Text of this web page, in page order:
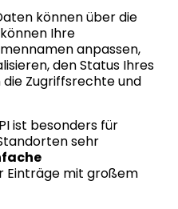
können über die
Ihre
anpassen,
den Status Ihres
Zugriffsrechte und
ist besonders für
sehr
Einträge mit großem